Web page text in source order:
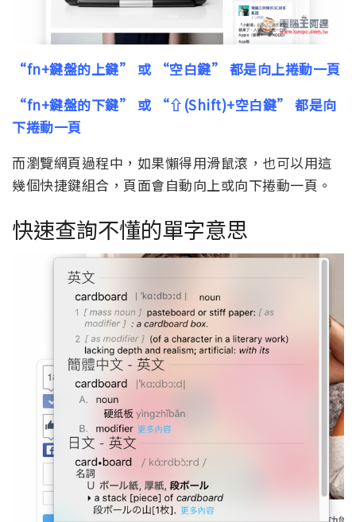
“fn+鍵盤的上鍵” 或 “空白鍵” 都是向上捲動一頁
“fn+鍵盤的下鍵” 或 “⇧(Shift)+空白鍵” 都是向
下捲動一頁
而瀏覽網頁過程中，如果懶得用滑鼠滾，也可以用這
幾個快捷鍵組合，頁面會自動向上或向下捲動一頁。
快速查詢不懂的單字意思